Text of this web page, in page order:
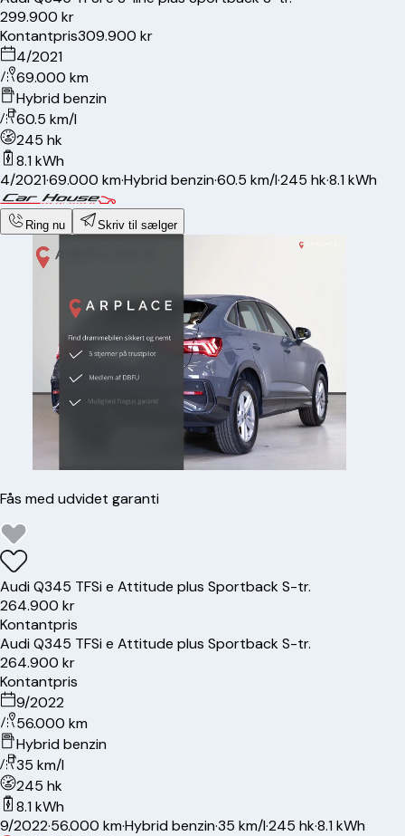
299.900 kr
Kontantpris309.900 kr
4/2021
69.000 km
Hybrid benzin
60.5 km/l
245 hk
8.1 kWh
4/2021·69.000 km·Hybrid benzin·60.5 km/l·245 hk·8.1 kWh
Ring nu Skriv til sælger
Fås med udvidet garanti
AudiQ345 TFSi e Attitude plus Sportback S-tr.
264.900 kr
Kontantpris
AudiQ345 TFSi e Attitude plus Sportback S-tr.
264.900 kr
Kontantpris
9/2022
56.000 km
Hybrid benzin
35 km/l
245 hk
8.1 kWh
9/2022·56.000 km·Hybrid benzin·35 km/l·245 hk·8.1 kWh